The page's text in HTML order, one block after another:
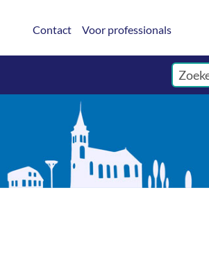
Contact Voor professionals